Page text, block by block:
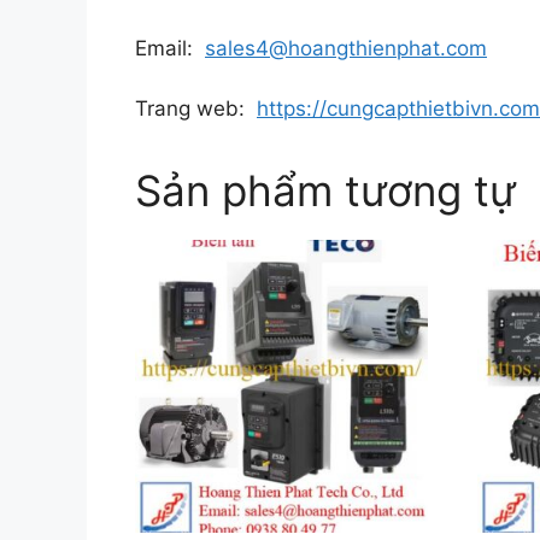
Email: sales4@hoangthienphat.com
Trang web: https://
Sản phẩm tương tự